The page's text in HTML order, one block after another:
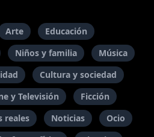
Arte
Educación
Niños y familia
Música
Cultura y sociedad
y Televisión
Ficción
reales Noticias
Ocio